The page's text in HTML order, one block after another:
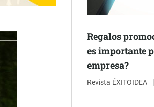
Regalos
es importante
empresa?
Revista ÉXITOIDEA